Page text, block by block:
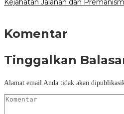
Kejahatan Jalanan dan
Komentar
Tinggalkan
Alamat email Anda tidak akan